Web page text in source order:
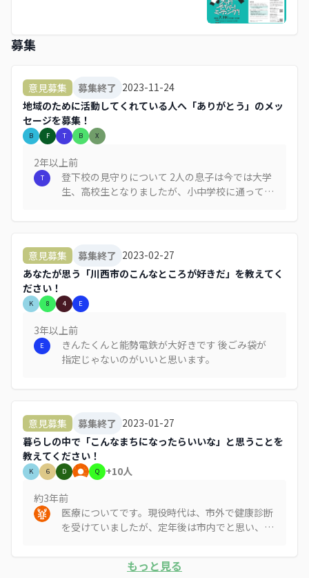
募集
意見募集 募集終了 2023-11-24
地域のために活動してくれている人へ「ありがとう」のメッ
セージを募集！
B F T B X
2年以上前
T
登下校の見守りについて 2人の息子は今では大学
生、高校生となりましたが、小中学校に通ってい
いたことで安心して登校させることができまし
た。暑い日も寒い日も雨の日も毎日毎日本当に感
謝の気持ちでいっぱいです。今でも地域で見守っ
ていただいた方々への感謝の気持ちを忘れず、過
ごすよう話をしています。 息子達が生まれてか
の見守りの方々には一番お世話になったと思って
います。毎朝ありがとうございますという気持ち
で仕事に向かっていました。。この場を借りて本
意見募集 募集終了 2023-02-27
あなたが思う「川西市のこんなところが好きだ」を教えてく
ださい！
K 8 4 E
3年以上前
E
きんたくんと能勢電鉄が大好きです 後ごみ袋が
指定じゃないのがいいと思います。
意見募集 募集終了 2023-01-27
暮らしの中で「こんなまちになったらいいな」と思うことを
教えてください！
K 6 D Q +10人
約3年前
医療についてです。現役時代は、市外で健康診断
を受けていましたが、定年後は市内でと思い、共
で受けました。今年は予約し、先日第二共立病院
もっと見る